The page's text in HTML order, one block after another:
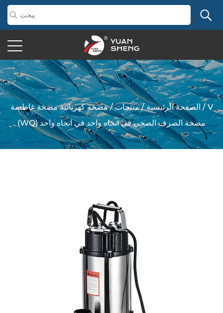
الصفحة الرئيسية/منتجات/مضخة كهربائية مضخة غاطسة /V
(WQ) مضخة الصرف الصحي في اتجاه واحد في اتجاه واحد